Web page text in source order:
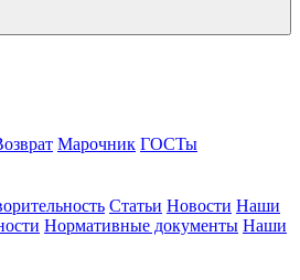
Марочник ГОСТы
Статьи Новости Наши
Нормативные документы Наши